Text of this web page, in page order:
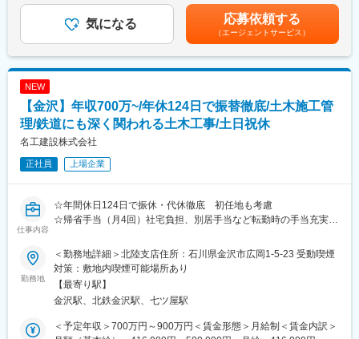
ACNグループは、オフィスソリューションと不動産事業を展開。
好立地・希少性の高い物件の商品化力と、全国の金融機関との取
今後3年間で100名増員を計画する成長期に、成果を正当に評価す
変更の範囲：会社の定める業務
当社の施工管理は発注者様と同じ視座で取り組めることも特徴で
す。工法・設計など様々な方向性の提案を発注者様へ行い、現場
をよりよくおさめられるよう進めます。
る主任、工程ごとの施工管理技士 と構成されていきます。まずは
工程ごとから入り、経験と資格により全体を見て頂く仕事を目指
していただきます。
■働く環境
おります。JR関連の工事も多く、現場の多くは土日休みが推奨さ
れ休日出勤の割合も少なめです
【残業時間】
当社は人依存から仕組み管理へ転換しています。
☆iPad BIM活用などDX推進による書類作業の削減
☆専門スタッフによる現場業務支援
み）、営業手当、扶養手当 他賃金はあくまでも目安の金額であ
り、選考を通じて上下する可能性があります。月給(月額)は固定手
当を含めた表記です。
気になる 応募依頼する
（エージェントサービス）
NEW
【金沢】年収700万~/年休124日で振替徹底/土木施工管
理/鉄道にも深く関われる土木工事/土日祝休
名工建設株式会社
正社員 上場企業
仕事内容
☆年間休日124日で振休・代休徹底 初任地も考慮
☆帰省手当（月4回）社宅負担、別居手当など転勤時の手当充実
創立当初から会社の中枢を担い、鉄道工事はもちろん、道路、橋
梁、トンネルなど、人々の生活基盤となる社会インフラの建設・
維持補修を手がけています。
信頼性の高い技術力が求められる鉄道工事で得たノウハウを一般
の公共工事に反映、
あるいは一般の公共工事で培った技術を鉄道工事で活用するな
ど、相乗効果による技術力の積み重ねが当社の強みとなっていま
勤務地
＜勤務地詳細＞北陸支店住所：石川県金沢市広岡1-5-23 受動喫煙
対策：敷地内喫煙可能場所あり
【最寄り駅】
金沢駅、北鉄金沢駅、七ツ屋駅
＜予定年収＞700万円～900万円＜賃金形態＞月給制＜賃金内訳＞